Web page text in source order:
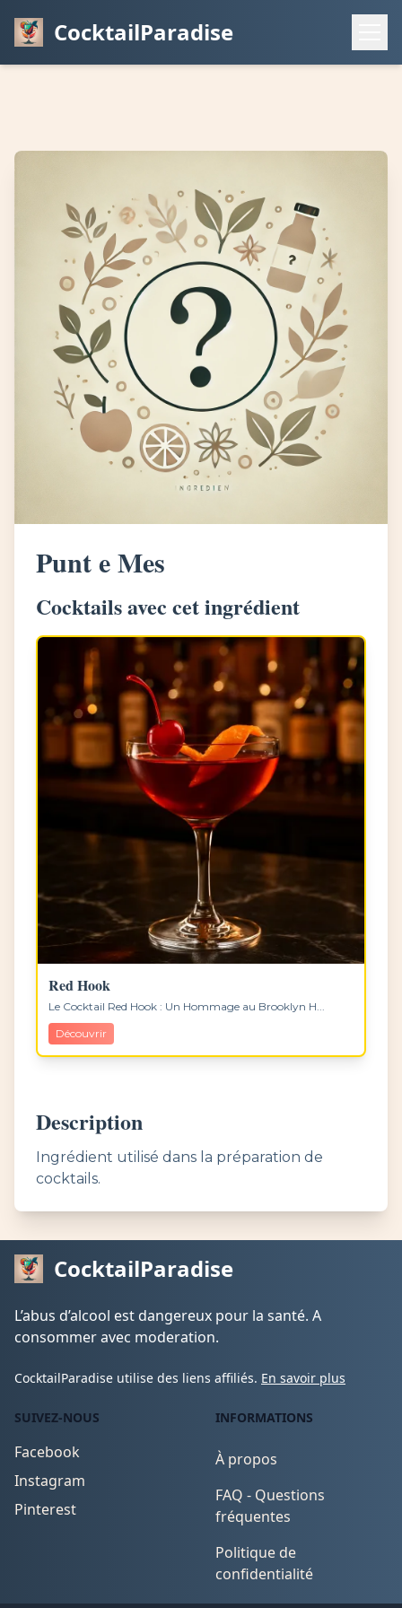
CocktailParadise
Punt e Mes
Cocktails avec cet ingrédient
Red Hook
Le Cocktail Red Hook : Un Hommage au Brooklyn H...
Découvrir
Description
Ingrédient utilisé dans la préparation de
cocktails.
CocktailParadise
L’abus d’alcool est dangereux pour la santé. A
consommer avec moderation.
CocktailParadise utilise des liens affiliés. En savoir plus
SUIVEZ-NOUS
Facebook
Instagram
Pinterest
INFORMATIONS
À propos
FAQ - Questions
fréquentes
Politique de
confidentialité